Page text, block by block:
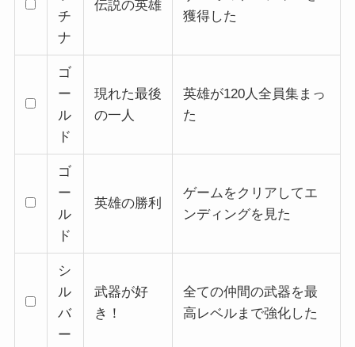
チ
ナ
伝説の英雄
獲得した
ゴ
ー
ル
ド
現れた最後
の一人
英雄が120人全員集まっ
た
ゴ
ー
ル
ド
英雄の勝利
ゲームをクリアしてエ
ンディングを見た
シ
ル
バ
ー
武器が好
き！
全ての仲間の武器を最
高レベルまで強化した